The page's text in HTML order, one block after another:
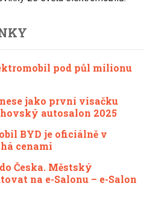
pod půl milionu
jako první visačku
autosalon 2025
BYD je oficiálně v
cenami
Česka. Městský
na e-Salonu – e-Salon